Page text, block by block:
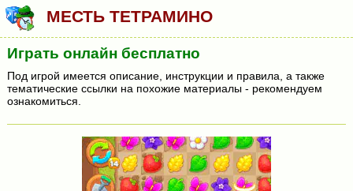
МЕСТЬ ТЕТРАМИНО
Играть онлайн бесплатно
Под игрой имеется описание, инструкции и правила, а также
тематические ссылки на похожие материалы - рекомендуем
ознакомиться.